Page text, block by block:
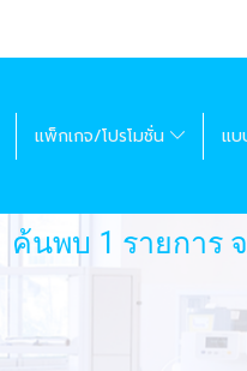
แพ็กเกจ/โปรโมชั่น แบ
ค้นพบ 1 รายการ